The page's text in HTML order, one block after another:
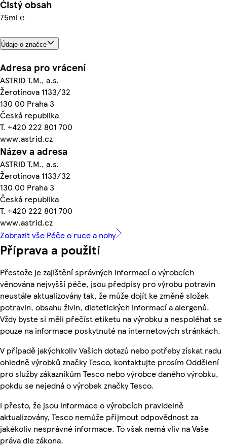
Čistý obsah
75ml ℮
Údaje o značce
Adresa pro vrácení
ASTRID T.M., a.s.
Žerotínova 1133/32
130 00 Praha 3
Česká republika
T. +420 222 801 700
www.astrid.cz
Název a adresa
ASTRID T.M., a.s.
Žerotínova 1133/32
130 00 Praha 3
Česká republika
T. +420 222 801 700
www.astrid.cz
Zobrazit vše Péče o ruce a nohy
Příprava a použití
Přestože je zajištění správných informací o výrobcích
věnována nejvyšší péče, jsou předpisy pro výrobu potravin
neustále aktualizovány tak, že může dojít ke změně složek
potravin, obsahu živin, dietetických informací a alergenů.
Vždy byste si měli přečíst etiketu na výrobku a nespoléhat se
pouze na informace poskytnuté na internetových stránkách.
V případě jakýchkoliv Vašich dotazů nebo potřeby získat radu
ohledně výrobků značky Tesco, kontaktujte prosím Oddělení
pro služby zákazníkům Tesco nebo výrobce daného výrobku,
pokdu se nejedná o výrobek značky Tesco.
I přesto, že jsou informace o výrobcích pravidelně
aktualizovány, Tesco nemůže přijmout odpovědnost za
jakékoliv nesprávné informace. To však nemá vliv na Vaše
práva dle zákona.